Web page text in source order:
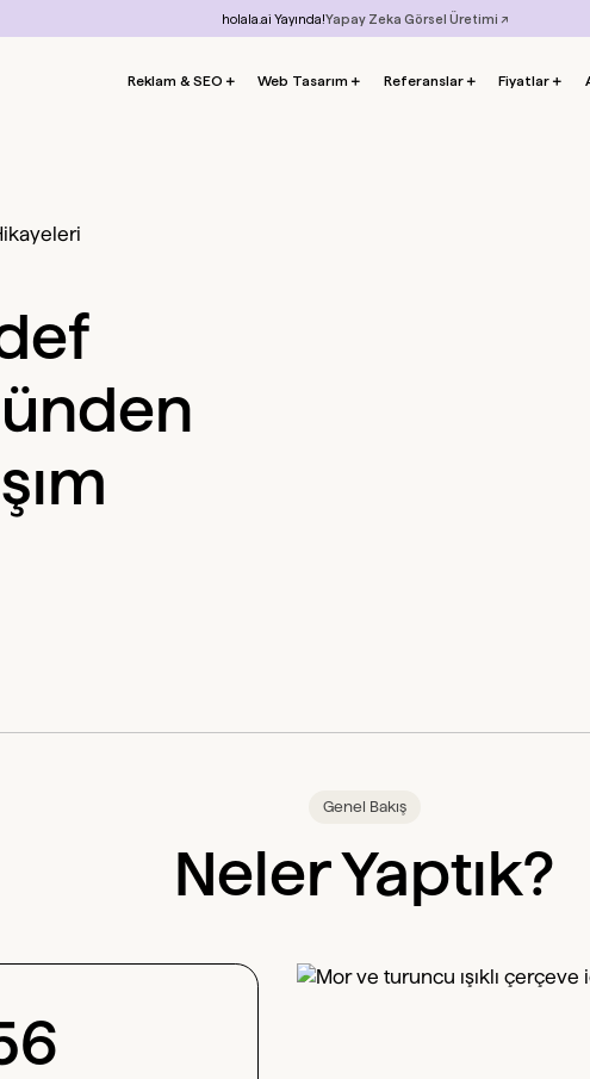
holala.ai Yayında!Yapay Zeka Görsel Üretimi ↗
Reklam & SEO ＋ Web Tasarım ＋ Referanslar＋ Fiyatlar ＋
Genel Bakış
Neler Yaptık?